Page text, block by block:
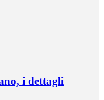
i dettagli